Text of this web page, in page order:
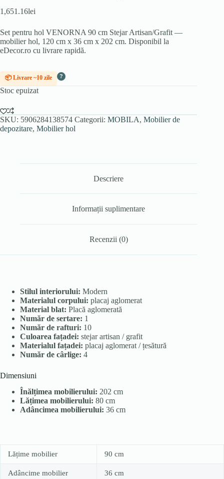
1,651.16lei
Set pentru hol VENORNA 90 cm Stejar Artisan/Grafit —
mobilier hol, 120 cm x 36 cm x 202 cm. Disponibil la
eDecor.ro cu livrare rapidă.
📦 Livrare ~10 zile ?
Stoc epuizat
SKU: 5906284138574 Categorii: MOBILA, Mobilier de
depozitare, Mobilier hol
Descriere
Informații suplimentare
Recenzii (0)
Stilul interiorului: Modern
Materialul corpului: placaj aglomerat
Material blat: Placă aglomerată
Număr de sertare: 1
Număr de rafturi: 10
Culoarea fațadei: stejar artisan / grafit
Materialul fațadei: placaj aglomerat / țesătură
Număr de cârlige: 4
Dimensiuni
Înălțimea mobilierului: 202 cm
Lățimea mobilierului: 80 cm
Adâncimea mobilierului: 36 cm
Lățime mobilier 90 cm
Adâncime mobilier 36 cm